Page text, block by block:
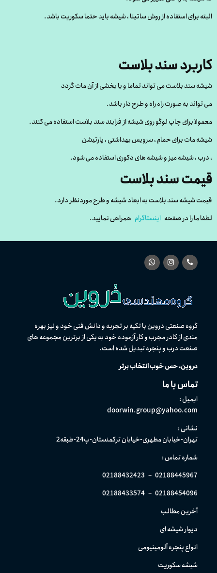
البته برای استفاده از روش ساتینا ، شیشه باید حتما سکوریت باشد.
کاربرد سند بلاست
شیشه سند بلاست می تواند تماما و یا بخشی از آن مات گردد
می تواند به صورت راه راه و طرح دار باشد.
معمولا برای چاپ لوگو روی شیشه از فرایند سند بلاست استفاده می کنند.
شیشه مات برای حمام ، سرویس بهداشتی ، پارتیشن
، درب ، شیشه میز و شیشه های دکوری استفاده می شود.
قیمت سند بلاست
قیمت شیشه سند بلاست به ابعاد شیشه و طرح موردنظر دارد.
لطفا ما را در صفحه اینستاگرام همراهی نمایید.
گروه صنعتی دروین با تکیه بر تجربه و دانش فنی خود و نیز بهره
مندی از كادر مجرب و کار آزموده خود به یکی از برترین مجموعه های
صنعت درب و پنجره تبدیل شده است.
دروین، حس خوب انتخاب برتر
تماس با ما
ایمیل :
doorwin.group@yahoo.com
نشانی :
تهران-خیابان مطهری-خیابان ترکمنستان-پ24-طبقه2
شماره تماس :
02188445967
–
02188432423
02188454096
–
02188433574
آخرین مطالب
دیوار شیشه ای
انواع پنجره آلومینیومی
شیشه سکوریت